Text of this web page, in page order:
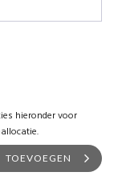
hieronder voor
TOEVOEGEN